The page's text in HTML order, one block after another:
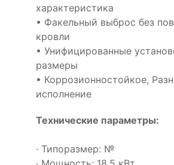
характеристика
• Факельный выброс без
кровли
• Унифицированные
размеры
• Коррозионностойкое,
исполнение
Технические параметры:
· Типоразмер: №